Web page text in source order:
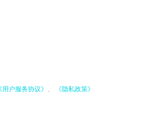
《用户服务协议》 《隐私政策》